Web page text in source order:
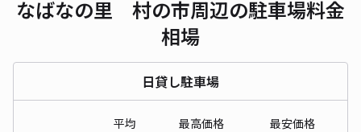
なばなの里 村の市周辺の駐車場料金
相場
日貸し駐車場
平均 最高価格 最安価格